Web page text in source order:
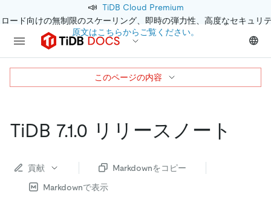
📣 TiDB Cloud Premium
ード向けの無制限のスケーリング、即時の弾力性、高度なセキュリ
原文はこちらからご覧ください。
TiDB 7.1.0 リリースノート
貢献
Markdownをコピー
Markdownで表示
このページの内容